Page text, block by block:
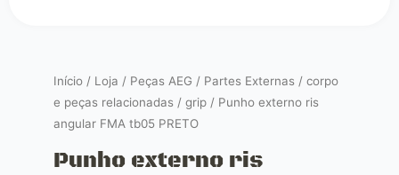
Início / Loja / Peças AEG / Partes Externas / corpo
e peças relacionadas / grip / Punho externo ris
angular FMA tb05 PRETO
Punho externo ris